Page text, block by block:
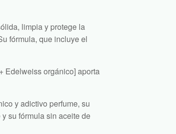
limpia y protege la
fórmula, que incluye el
Edelweiss orgánico] aporta
y adictivo perfume, su
su fórmula sin aceite de